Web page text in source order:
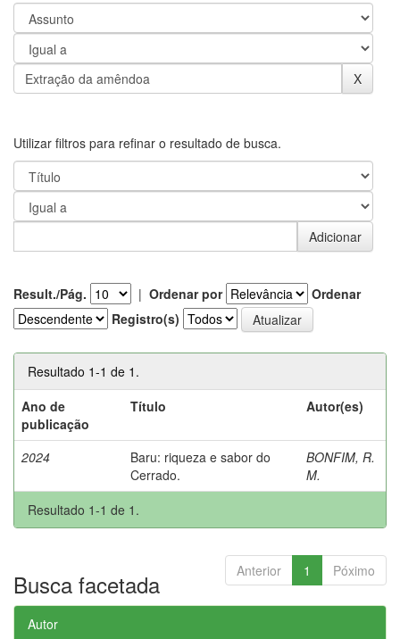
Utilizar filtros para refinar o resultado de busca.
Result./Pág. | Ordenar por
Ordenar
Registro(s)
Resultado 1-1 de 1.
Ano de
publicação
Título Autor(es)
2024
Baru: riqueza e sabor do
Cerrado.
BONFIM, R.
M.
Resultado 1-1 de 1.
Anterior 1 Póximo
Busca facetada
Autor